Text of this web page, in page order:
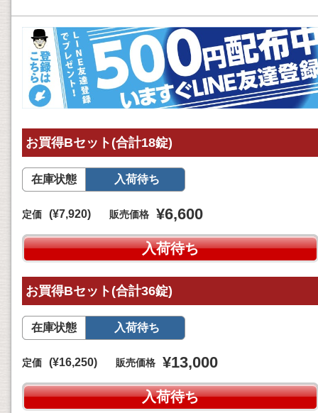
お買得Bセット(合計18錠)
在庫状態 入荷待ち
定価 (¥7,920) 販売価格 ¥6,600
入荷待ち
お買得Bセット(合計36錠)
在庫状態 入荷待ち
定価 (¥16,250) 販売価格 ¥13,000
入荷待ち